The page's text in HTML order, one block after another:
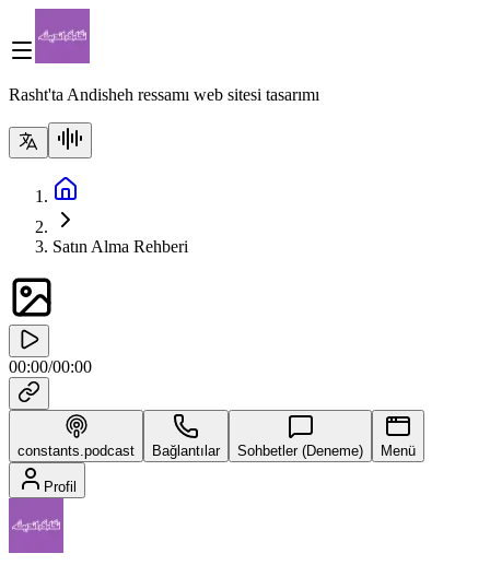
Rasht'ta Andisheh ressamı web sitesi tasarımı
Satın Alma Rehberi
00:00/00:00
constants.podcast Bağlantılar Sohbetler (Deneme) Menü
Profil